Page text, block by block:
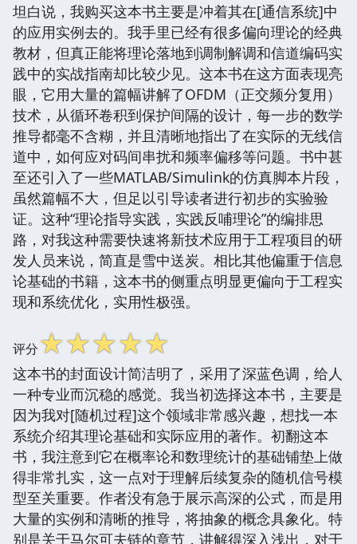
坦白说，我购买这本书主要是冲着其在[通信系统]中
的应用实例去的。我手里已经有很多偏向理论的经典
教材，但真正能将理论落地到调制解调和信道编码实
践中的实战指南却比较少见。这本书在这方面表现亮
眼，它用大量的篇幅讲解了OFDM（正交频分复用）
技术，从循环卷积到保护间隔的设计，每一步的数学
推导都毫不含糊，并且清晰地指出了在实际的无线信
道中，如何应对码间串扰和频率偏移等问题。书中甚
至还引入了一些MATLAB/Simulink的仿真脚本片段，
虽然篇幅不大，但足以引导读者进行初步的实验验
证。这种“理论指导实践，实践反哺理论”的编排思
路，对我这种需要快速将新技术应用于工程项目的研
发人员来说，简直是雪中送炭。相比其他偏重于信息
论基础的书籍，这本书的侧重点明显更偏向于工程实
现和系统优化，实用性极强。
评分☆☆☆☆☆
这本书的封面设计简洁明了，采用了深蓝色调，给人
一种专业而沉稳的感觉。我当初选择这本书，主要是
因为我对[随机过程]这个领域非常感兴趣，想找一本
系统介绍其理论基础和实际应用的著作。初翻这本
书，我注意到它在概率论和数理统计的基础铺垫上做
得非常扎实，这一点对于理解后续复杂的随机信号模
型至关重要。作者没有急于展示高深的公式，而是用
大量的实例和清晰的推导，将抽象的概念具象化。特
别是关于马尔可夫链的章节，讲解得深入浅出，对于